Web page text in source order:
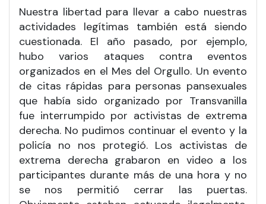
Nuestra libertad para llevar a cabo nuestras
actividades legítimas también está siendo
cuestionada. El año pasado, por ejemplo,
hubo varios ataques contra eventos
organizados en el Mes del Orgullo. Un evento
de citas rápidas para personas pansexuales
que había sido organizado por Transvanilla
fue interrumpido por activistas de extrema
derecha. No pudimos continuar el evento y la
policía no nos protegió. Los activistas de
extrema derecha grabaron en video a los
participantes durante más de una hora y no
se nos permitió cerrar las puertas.